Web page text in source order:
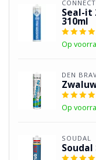
Seal-it
310ml
Op
DEN
Op
SOUDAL
Soudal